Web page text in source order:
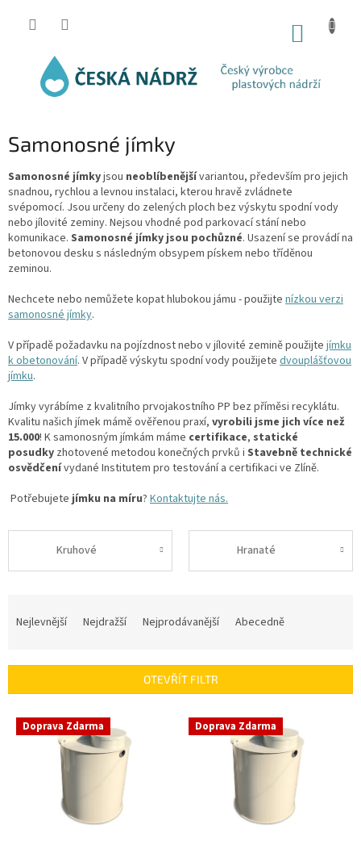
Samonosné jímky
Samonosné jímkyjsou neoblíbenějšívariantou, především pro jejich
snadnou, rychlou a levnou instalaci, kterou hravě zvládnete
svépomocí. Jsou určeny do zelených ploch bez výskytu spodní vody
nebo jílovité zeminy. Nejsou vhodné pod parkovací stání nebo
komunikace. Samonosné jímky jsou pochůzné. Usazení se provádí na
betonovou desku s následným obsypem pískem nebo tříděnou
zeminou.
Nechcete nebo nemůžete kopat hlubokou jámu - použijte nízkou verzi
samonosné jímky.
V případě požadavku na pojízdnost nebo v jílovité zemině použijte jímku
k obetonování. V případě výskytu spodní vody použijete dvouplášťovou
jímku.
Jímky vyrábíme z kvalitního prvojakostního PP bez příměsi recyklátu.
Kvalitu našich jímek mámě ověřenou praxí, vyrobili jsme jich více než
15.000! K samonosným jímkám máme certifikace, statické
posudky zhotovené metodou konečných prvků i Stavebně technické
osvědčenívydané Institutem pro testování a certifikaci ve Zlíně.
Potřebujete jímku na míru? Kontaktujte nás.
Kruhové Hranaté
í
Nejlevnější Nejdražší Nejprodávanější Abecedně
OTEVŘÍT FILTR
V Doprava Zdarma Doprava Zdarma